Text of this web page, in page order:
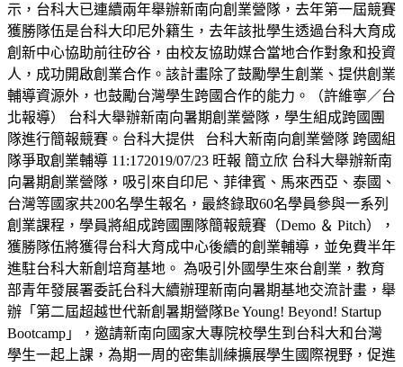
示，台科大已連續兩年舉辦新南向創業營隊，去年第一屆競賽
獲勝隊伍是台科大印尼外籍生，去年該批學生透過台科大育成
創新中心協助前往矽谷，由校友協助媒合當地合作對象和投資
人，成功開啟創業合作。該計畫除了鼓勵學生創業、提供創業
輔導資源外，也鼓勵台灣學生跨國合作的能力。（許維寧／台
北報導） 台科大舉辦新南向暑期創業營隊，學生組成跨國團
隊進行簡報競賽。台科大提供 台科大新南向創業營隊 跨國組
隊爭取創業輔導 11:172019/07/23 旺報 簡立欣 台科大舉辦新南
向暑期創業營隊，吸引來自印尼、菲律賓、馬來西亞、泰國、
台灣等國家共200名學生報名，最終錄取60名學員參與一系列
創業課程，學員將組成跨國團隊簡報競賽（Demo ＆ Pitch），
獲勝隊伍將獲得台科大育成中心後續的創業輔導，並免費半年
進駐台科大新創培育基地。 為吸引外國學生來台創業，教育
部青年發展署委託台科大續辦理新南向暑期基地交流計畫，舉
辦「第二屆超越世代新創暑期營隊Be Young! Beyond! Startup
Bootcamp」，邀請新南向國家大專院校學生到台科大和台灣
學生一起上課，為期一周的密集訓練擴展學生國際視野，促進